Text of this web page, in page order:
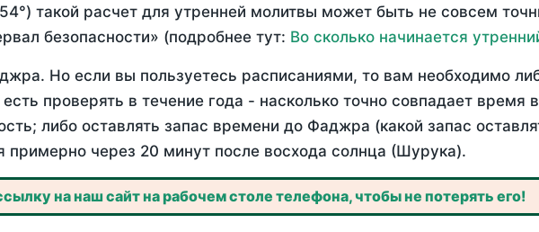
такой расчет для утренней молитвы может быть не совсем
безопасности» (подробнее тут: Во сколько начинается
Но если вы пользуетесь расписаниями, то вам необходимо
проверять в течение года - насколько точно совпадает время
либо оставлять запас времени до Фаджра (какой запас
примерно через 20 минут после восхода солнца (Шурука).
на наш сайт на рабочем столе телефона, чтобы не потерять его!